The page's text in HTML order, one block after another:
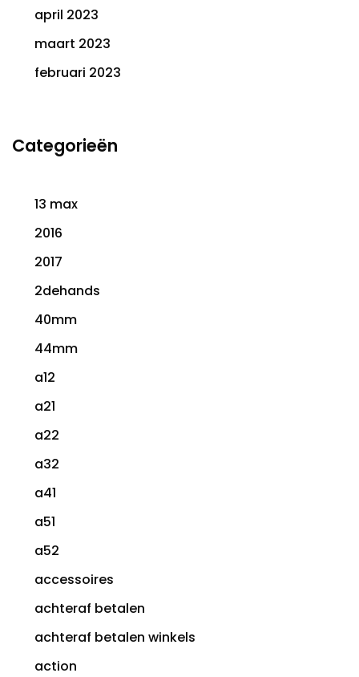
april 2023
maart 2023
februari 2023
Categorieën
13 max
2016
2017
2dehands
40mm
44mm
a12
a21
a22
a32
a41
a51
a52
accessoires
achteraf betalen
achteraf betalen winkels
action